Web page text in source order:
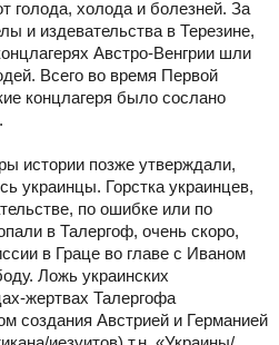
голода, холода и болезней. За
и издевательства в Терезине,
Австро-Венгрии шли
Всего во время Первой
концлагеря было сослано
истории позже утверждали,
украинцы. Горстка украинцев,
по ошибке или по
в Талергоф, очень скоро,
в Граце во главе с Иваном
Ложь украинских
жертвах Талергофа
создания Австрией и Германией